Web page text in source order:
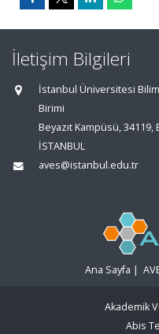
İletişim Bilgileri
İstanbul Üniversitesi
Birimi
Beyazıt Kampüsü, 34119,
İSTANBUL
aves@istanbul.edu.tr
Ana Sayfa |
Akademik
Abis